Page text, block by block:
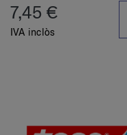
7,45 €
IVA inclòs